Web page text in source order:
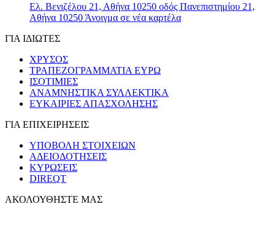
Ελ. Βενιζέλου 21, Αθήνα 10250 οδός Πανεπιστημίου 21,
Αθήνα 10250 Άνοιγμα σε νέα καρτέλα
ΓΙΑ ΙΔΙΩΤΕΣ
ΧΡΥΣΟΣ
ΤΡΑΠΕΖΟΓΡΑΜΜΑΤΙΑ ΕΥΡΩ
ΙΣΟΤΙΜΙΕΣ
ΑΝΑΜΝΗΣΤΙΚΑ ΣΥΛΛΕΚΤΙΚΑ
ΕΥΚΑΙΡΙΕΣ ΑΠΑΣΧΟΛΗΣΗΣ
ΓΙΑ ΕΠΙΧΕΙΡΗΣΕΙΣ
ΥΠΟΒΟΛΗ ΣΤΟΙΧΕΙΩΝ
ΑΔΕΙΟΔΟΤΗΣΕΙΣ
ΚΥΡΩΣΕΙΣ
DIREQT
ΑΚΟΛΟΥΘΗΣΤΕ ΜΑΣ